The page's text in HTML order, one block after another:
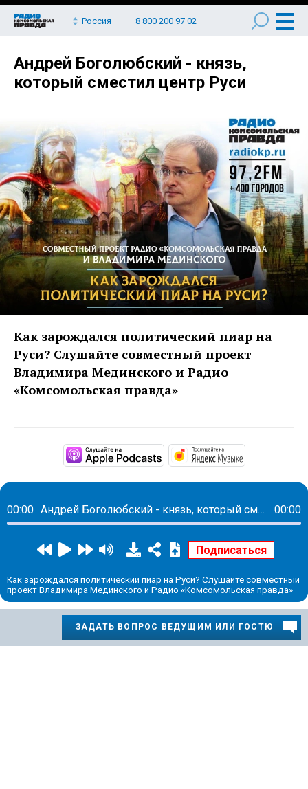
Россия 8 800 200 97 02
Андрей Боголюбский - князь,
который сместил центр Руси
Как зарождался политический пиар на
Руси? Слушайте совместный проект
Владимира Мединского и Радио
«Комсомольская правда»
https:// https://
00:00 Андрей Боголюбский - князь, который сместил центр Руси 00:00
Как зарождался политический пиар на Руси? Слушайте совместный
проект Владимира Мединского и Радио «Комсомольская правда»
ЗАДАТЬ ВОПРОС ВЕДУЩИМ ИЛИ ГОСТЮ